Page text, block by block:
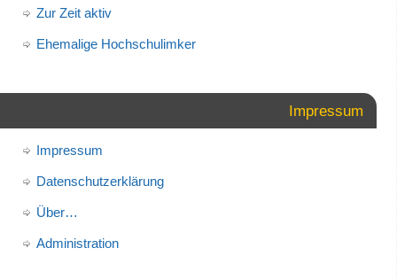
Zur Zeit aktiv
Ehemalige Hochschulimker
Impressum
Impressum
Datenschutzerklärung
Über…
Administration